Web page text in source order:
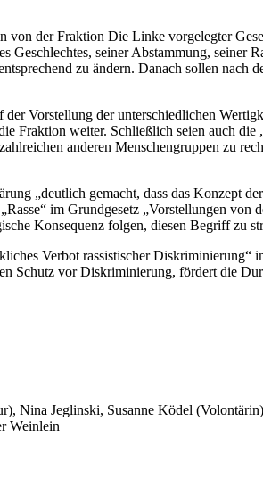
von der Fraktion Die Linke vorgelegter
seiner Abstammung, seiner
zu ändern. Danach sollen nach
Vorstellung der unterschiedlichen
Fraktion weiter. Schließlich seien auch die
anderen Menschengruppen zu
„deutlich gemacht, dass das Konzept
im Grundgesetz „Vorstellungen
Konsequenz folgen, diesen Begriff zu
Verbot rassistischer
Schutz vor Diskriminierung, fördert die
Nina Jeglinski, Susanne Ködel
Weinlein